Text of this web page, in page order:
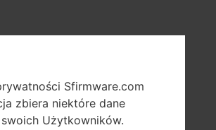
Sfirmware.com
zbiera niektóre dane
Użytkowników.